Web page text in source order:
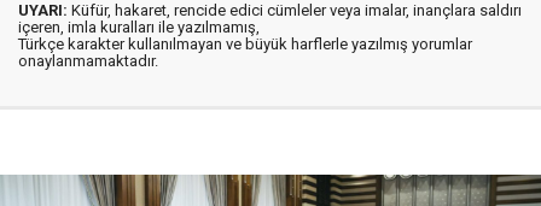
UYARI: Küfür, hakaret, rencide edici cümleler veya imalar, inançlara saldırı
içeren, imla kuralları ile yazılmamış,
Türkçe karakter kullanılmayan ve büyük harflerle yazılmış yorumlar
onaylanmamaktadır.